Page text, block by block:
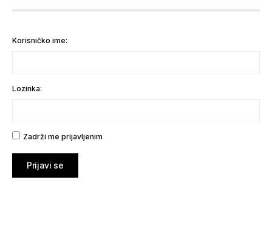
Korisničko ime:
Lozinka:
Zadrži me prijavljenim
Prijavi se